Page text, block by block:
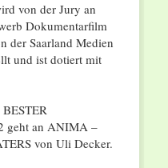
von der Jury an
Dokumentarfilm
der Saarland Medien
und ist dotiert mit
geht an ANIMA –
von Uli Decker.